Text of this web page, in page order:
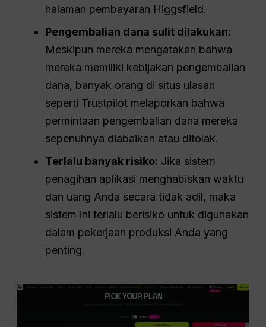
halaman pembayaran Higgsfield.
Pengembalian dana sulit dilakukan:
Meskipun mereka mengatakan bahwa
mereka memiliki kebijakan pengembalian
dana, banyak orang di situs ulasan
seperti Trustpilot melaporkan bahwa
permintaan pengembalian dana mereka
sepenuhnya diabaikan atau ditolak.
Terlalu banyak risiko: Jika sistem
penagihan aplikasi menghabiskan waktu
dan uang Anda secara tidak adil, maka
sistem ini terlalu berisiko untuk digunakan
dalam pekerjaan produksi Anda yang
penting.